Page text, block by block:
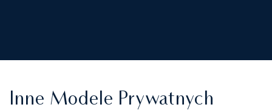
Inne Modele Prywatnych